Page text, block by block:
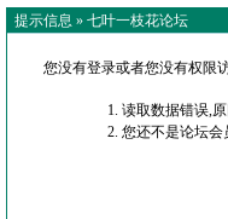
提示信息 » 七叶一枝花论坛
您没有登录或者您没有权限
读取数据错误,
您还不是论坛会